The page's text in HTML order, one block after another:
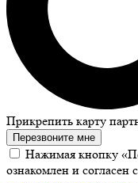
Прикрепить карту
Перезвоните мне
Нажимая кнопку
ознакомлен и согласен